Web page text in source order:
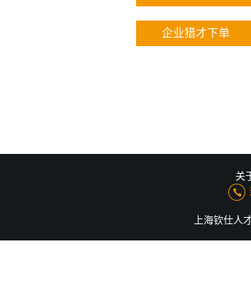
企业猎才下单
关
上海钦仕人